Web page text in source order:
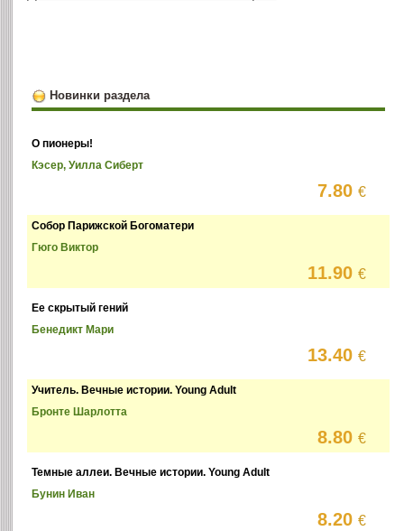
Новинки раздела
О пионеры!
Кэсер, Уилла Сиберт
7.80€
Собор Парижской Богоматери
Гюго Виктор
11.90€
Ее скрытый гений
Бенедикт Мари
13.40€
Учитель. Вечные истории. Young Adult
Бронте Шарлотта
8.80€
Темные аллеи. Вечные истории. Young Adult
Бунин Иван
8.20€